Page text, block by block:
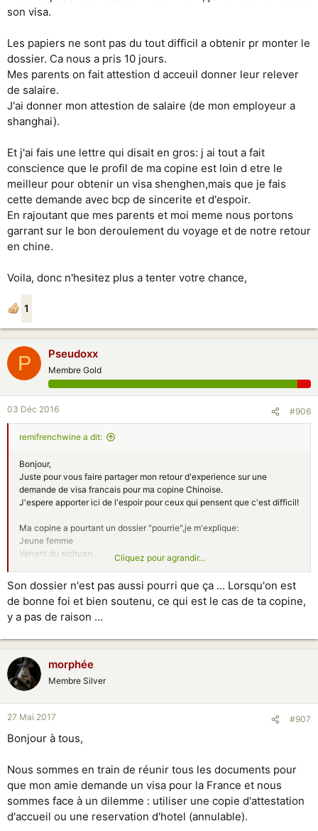
son visa.
Les papiers ne sont pas du tout difficil a obtenir pr monter le
dossier. Ca nous a pris 10 jours.
Mes parents on fait attestion d acceuil donner leur relever
de salaire.
J'ai donner mon attestion de salaire (de mon employeur a
shanghai).
Et j'ai fais une lettre qui disait en gros: j ai tout a fait
conscience que le profil de ma copine est loin d etre le
meilleur pour obtenir un visa shenghen,mais que je fais
cette demande avec bcp de sincerite et d'espoir.
En rajoutant que mes parents et moi meme nous portons
garrant sur le bon deroulement du voyage et de notre retour
en chine.
Voila, donc n'hesitez plus a tenter votre chance,
1
P Pseudoxx
Membre Gold
03 Déc 2016 #906
remifrenchwine a dit:
Bonjour,
Juste pour vous faire partager mon retour d'experience sur une
demande de visa francais pour ma copine Chinoise.
J'espere apporter ici de l'espoir pour ceux qui pensent que c'est difficil!
Ma copine a pourtant un dossier "pourrie",je m'explique:
Jeune femme
Venant du sichuan
Pas de salaire car elle est en phase de creation d entreprise
Donc pas d emploi avec contrat
Pas de revenue
Famille pauvre
Pas d 'appart, pas de voiture...
Bref j'etais sur d'un refus mais j'avais tord!
Elle a deposer son dossier mardi matin, jeudi matin elle avait son visa.
Les papiers ne sont pas du tout difficil a obtenir pr monter le dossier. Ca
nous a pris 10 jours.
Mes parents on fait attestion d acceuil donner leur relever de salaire.
J'ai donner mon attestion de salaire (de mon employeur a shanghai).
profil de ma copine est loin d etre le meilleur pour obtenir un visa
shenghen,mais que je fais cette demande avec bcp de sincerite et
d'espoir.
En rajoutant que mes parents et moi meme nous portons garrant sur le
bon deroulement du voyage et de notre retour en chine.
Cliquez pour agrandir...
Son dossier n'est pas aussi pourri que ça ... Lorsqu'on est
de bonne foi et bien soutenu, ce qui est le cas de ta copine,
y a pas de raison ...
morphée
Membre Silver
27 Mai 2017 #907
Bonjour à tous,
Nous sommes en train de réunir tous les documents pour
que mon amie demande un visa pour la France et nous
sommes face à un dilemme : utiliser une copie d'attestation
d'accueil ou une reservation d'hotel (annulable).